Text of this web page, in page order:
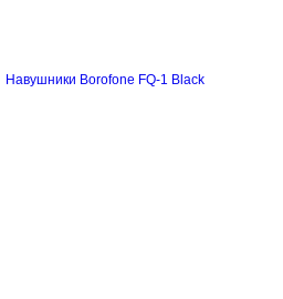
Навушники Borofone FQ-1 Black